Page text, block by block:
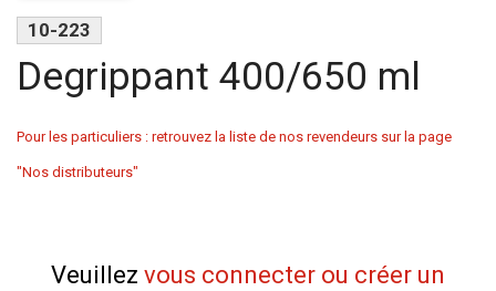
10-223
Degrippant 400/650 ml
Pour les particuliers : retrouvez la liste de nos revendeurs sur la page
"Nos distributeurs"
Veuillez vous connecter ou créer un